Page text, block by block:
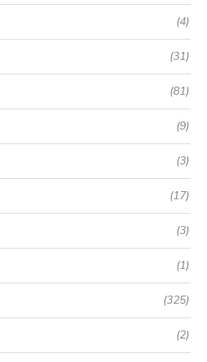
(4)
(31)
(81)
(9)
(3)
(17)
(3)
(1)
(325)
(2)